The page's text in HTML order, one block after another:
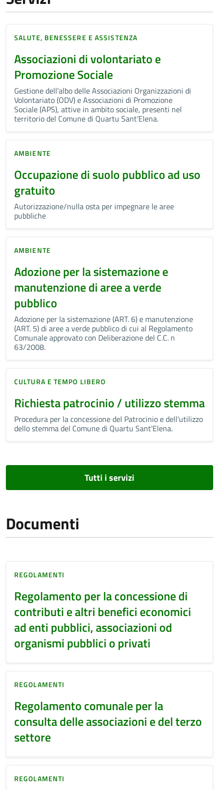
SALUTE, BENESSERE E ASSISTENZA
Associazioni di volontariato e
Promozione Sociale
Gestione dell’albo delle Associazioni Organizzazioni di
Volontariato (ODV) e Associazioni di Promozione
Sociale (APS), attive in ambito sociale, presenti nel
territorio del Comune di Quartu Sant’Elena.
AMBIENTE
Occupazione di suolo pubblico ad uso
gratuito
Autorizzazione/nulla osta per impegnare le aree
pubbliche
AMBIENTE
Adozione per la sistemazione e
manutenzione di aree a verde
pubblico
Adozione per la sistemazione (ART. 6) e manutenzione
(ART. 5) di aree a verde pubblico di cui al Regolamento
Comunale approvato con Deliberazione del C.C. n
63/2008.
CULTURA E TEMPO LIBERO
Richiesta patrocinio / utilizzo stemma
Procedura per la concessione del Patrocinio e dell'utilizzo
dello stemma del Comune di Quartu Sant'Elena.
Tutti i servizi
Documenti
REGOLAMENTI
Regolamento per la concessione di
contributi e altri benefici economici
ad enti pubblici, associazioni od
organismi pubblici o privati
REGOLAMENTI
Regolamento comunale per la
consulta delle associazioni e del terzo
settore
REGOLAMENTI